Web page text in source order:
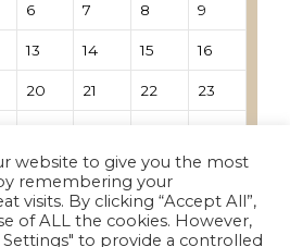
6 7 8 9
13 14 15 16
20 21 22 23
website to give you the most
remembering your
visits. By clicking “Accept All”,
of ALL the cookies. However,
Settings" to provide a controlled